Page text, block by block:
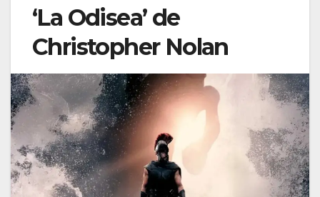
‘La Odisea’ de
Christopher Nolan